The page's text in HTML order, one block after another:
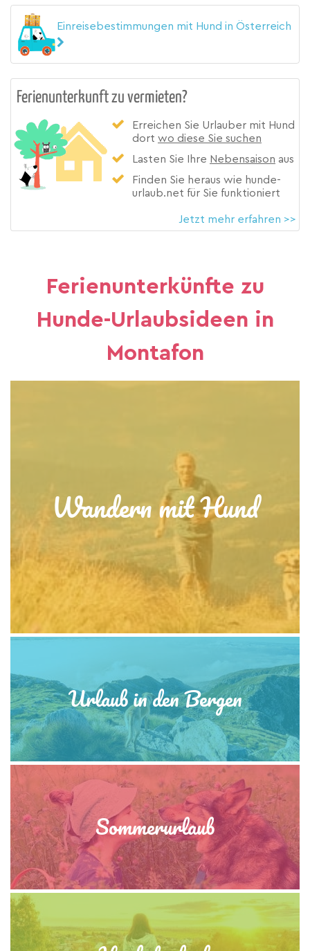
Einreisebestimmungen mit Hund in Österreich
Ferienunterkunft zu vermieten?
Erreichen Sie Urlauber mit Hund
dort wo diese Sie suchen
Lasten Sie Ihre Nebensaison aus
Finden Sie heraus wie hunde-
urlaub.net für Sie funktioniert
Jetzt mehr erfahren >>
Ferienunterkünfte zu
Hunde-Urlaubsideen in
Montafon
Wandern mit Hund
Urlaub in den Bergen
Sommerurlaub